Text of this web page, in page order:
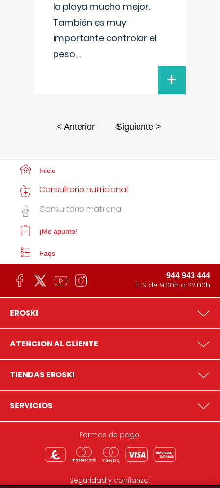
la playa mucho mejor.
También es muy
importante controlar el
peso,...
+
< Anterior 4
Siguiente >
Inicio
Consultorio nutricional
Consultorio matrona
¡Me apunto!
Faqs
944 943 444
L-S de 9:00h a 22:00h
EROSKI
ATENCION AL CLIENTE
TIENDAS EROSKI
SERVICIOS
Formas de pago:
Seguridad y confianza: